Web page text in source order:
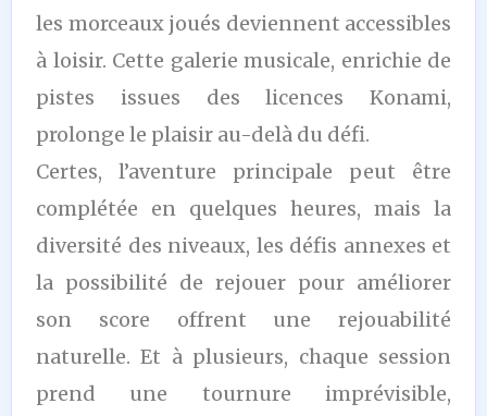
les morceaux joués deviennent accessibles
à loisir. Cette galerie musicale, enrichie de
pistes issues des licences Konami,
prolonge le plaisir au-delà du défi.
Certes, l’aventure principale peut être
complétée en quelques heures, mais la
diversité des niveaux, les défis annexes et
la possibilité de rejouer pour améliorer
son score offrent une rejouabilité
naturelle. Et à plusieurs, chaque session
prend une tournure imprévisible,